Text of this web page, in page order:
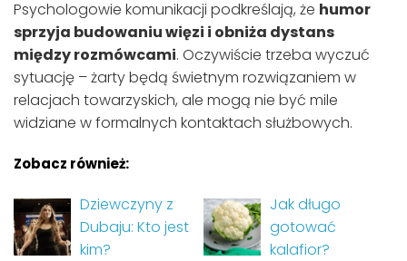
Psychologowie komunikacji podkreślają, że humor
sprzyja budowaniu więzi i obniża dystans
między rozmówcami. Oczywiście trzeba wyczuć
sytuację – żarty będą świetnym rozwiązaniem w
relacjach towarzyskich, ale mogą nie być mile
widziane w formalnych kontaktach służbowych.
Zobacz również:
Dziewczyny z
Dubaju: Kto jest
kim?
Jak długo
gotować
kalafior?